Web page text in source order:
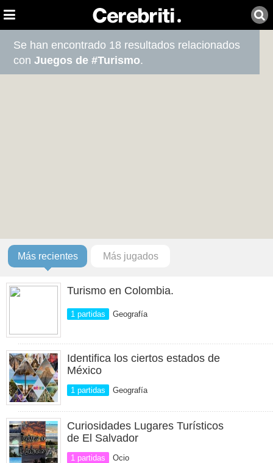
Se han encontrado 18 resultados relacionados
conJuegos de #Turismo.
Más recientes Más jugados
Turismo en Colombia.
1 partidas Geografía
Identifica los ciertos estados de
México
1 partidas Geografía
Curiosidades Lugares Turísticos
de El Salvador
1 partidas Ocio